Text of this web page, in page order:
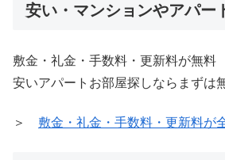
安い・マンションやアパー
敷金・礼金・手数料・更新料が無料
安いアパートお部屋探しならまずは
＞ 敷金・礼金・手数料・更新料が